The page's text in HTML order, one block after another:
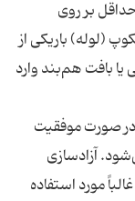
بر روی
(لوله) باریکی از
بافت هم‌بند وارد
صورت موفقیت‌
آزادسازی
مورد استفاده